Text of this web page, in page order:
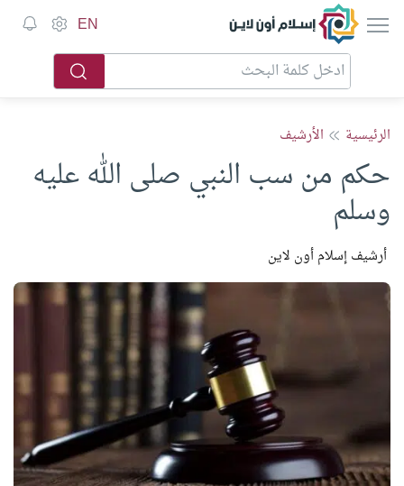
إسلام أون لاين EN
الرئيسية الأرشيف
حكم من سب النبي صلى الله عليه
وسلم
أرشيف إسلام أون لاين